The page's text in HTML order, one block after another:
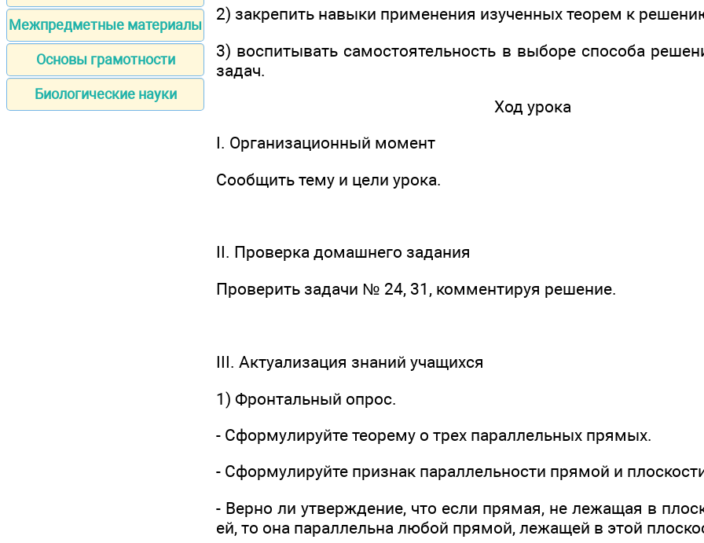
Межпредметные материалы
Основы грамотности
Биологические науки
2) закрепить навыки применения изученных теорем к
3) воспитывать самостоятельность в выборе способа
задач.
Ход урока
I. Организационный момент
Сообщить тему и цели урока.
II. Проверка домашнего задания
Проверить задачи № 24, 31, комментируя решение.
III. Актуализация знаний учащихся
1) Фронтальный опрос.
- Сформулируйте теорему о трех параллельных прямых.
- Сформулируйте признак параллельности прямой и
- Верно ли утверждение, что если прямая, не лежащая в
ей, то она параллельна любой прямой, лежащей в этой